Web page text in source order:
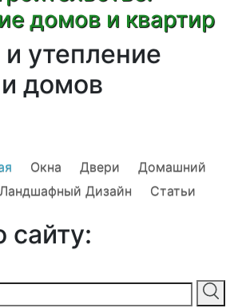
домов и квартир
утепление
домов
Окна Двери
Домашний
Ландшафный Дизайн Статьи
сайту: